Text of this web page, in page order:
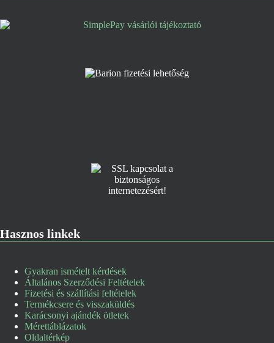
Hasznos linkek
Gyakran ismételt kérdések
Általános Szerződési Feltételek
Fizetési és szállítási feltételek
Termékcsere és visszaküldés
Karácsonyi ajándék ötletek
Mérettáblázatok
Oldaltérkép